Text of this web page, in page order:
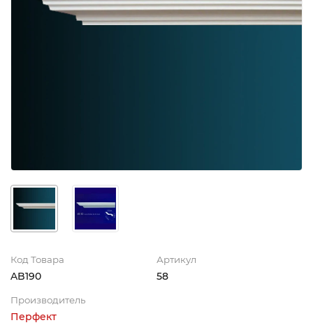
Код Товара
AB190
Артикул
58
Производитель
Перфект